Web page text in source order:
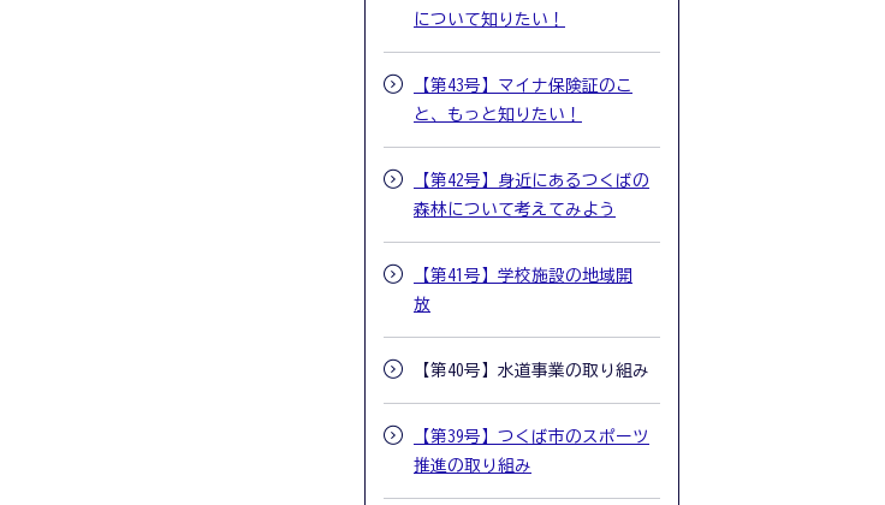
について知りたい！
【第43号】マイナ保険証のこ
と、もっと知りたい！
【第42号】身近にあるつくばの
森林について考えてみよう
【第41号】学校施設の地域開
放
【第40号】水道事業の取り組み
【第39号】つくば市のスポーツ
推進の取り組み